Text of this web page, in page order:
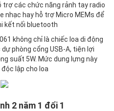
trợ các chức năng rảnh tay radio
nhạc hay hỗ trợ Micro MEMs để
kết nối bluetooth
không chỉ là chiếc loa di động
phòng cổng USB-A, tiện lợi
suất 5W. Mức dung lựng này
lập cho loa
2 năm 1 đổi 1